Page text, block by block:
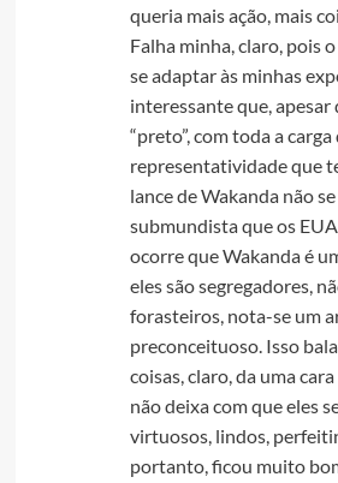
queria mais ação, mais
Falha minha, claro, pois
se adaptar às minhas
interessante que, apesar
“preto”, com toda a carga
representatividade que
lance de Wakanda não
submundista que os
ocorre que Wakanda é
eles são segregadores,
forasteiros, nota-se um
preconceituoso. Isso
coisas, claro, da uma
não deixa com que eles
virtuosos, lindos,
portanto, ficou muito